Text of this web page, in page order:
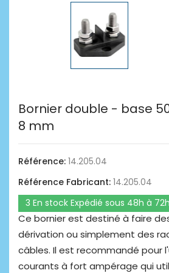
Bornier double - base
8 mm
Référence: 14.205.04
Référence Fabricant: 14.205.04
3 En stock Expédié sous 48h à 72h
Ce bornier est destiné à faire
dérivation ou simplement des
câbles. Il est recommandé pour
courants à fort ampérage qui